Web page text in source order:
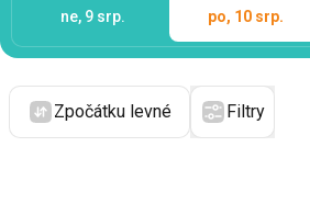
ne, 9 srp. po, 10 srp.
Zpočátku levné Filtry